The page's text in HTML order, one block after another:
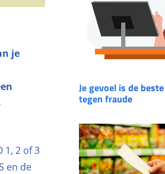
je
1, 2 of 3
en de
Je gevoel is de
tegen fraude